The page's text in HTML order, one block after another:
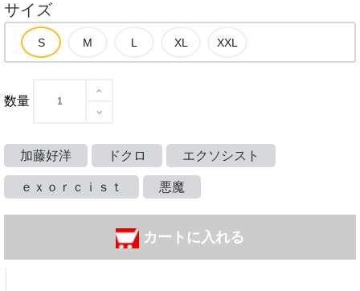
サイズ
数量
加藤好洋 ドクロ エクソシスト
ｅｘｏｒｃｉｓｔ 悪魔
カートに入れる